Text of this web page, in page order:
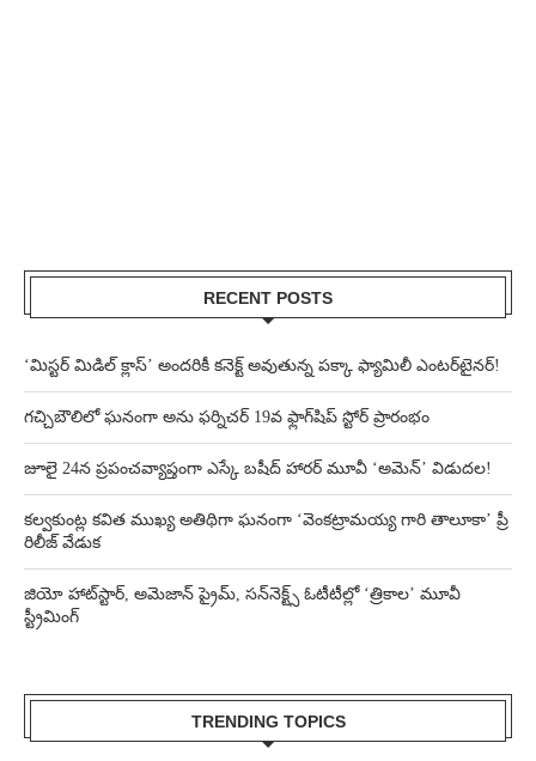
RECENT POSTS
‘మిస్టర్ మిడిల్ క్లాస్’ అందరికీ కనెక్ట్ అవుతున్న పక్కా ఫ్యామిలీ ఎంటర్‌టైనర్!
గచ్చిబౌలిలో ఘనంగా అను ఫర్నిచర్ 19వ ఫ్లాగ్‌షిప్ స్టోర్ ప్రారంభం
జూలై 24న ప్రపంచవ్యాప్తంగా ఎస్కే బషీద్‌ హారర్ మూవీ ‘అమెన్’ విడుదల!
కల్వకుంట్ల కవిత ముఖ్య అతిథిగా ఘనంగా ‘వెంకట్రామయ్య గారి తాలూకా’ ప్రీ
రిలీజ్ వేడుక
జియో హాట్‌స్టార్, అమెజాన్ ప్రైమ్, సన్‌నెక్ట్స్ ఓటీటీల్లో ‘త్రికాల’ మూవీ
స్ట్రీమింగ్
TRENDING TOPICS